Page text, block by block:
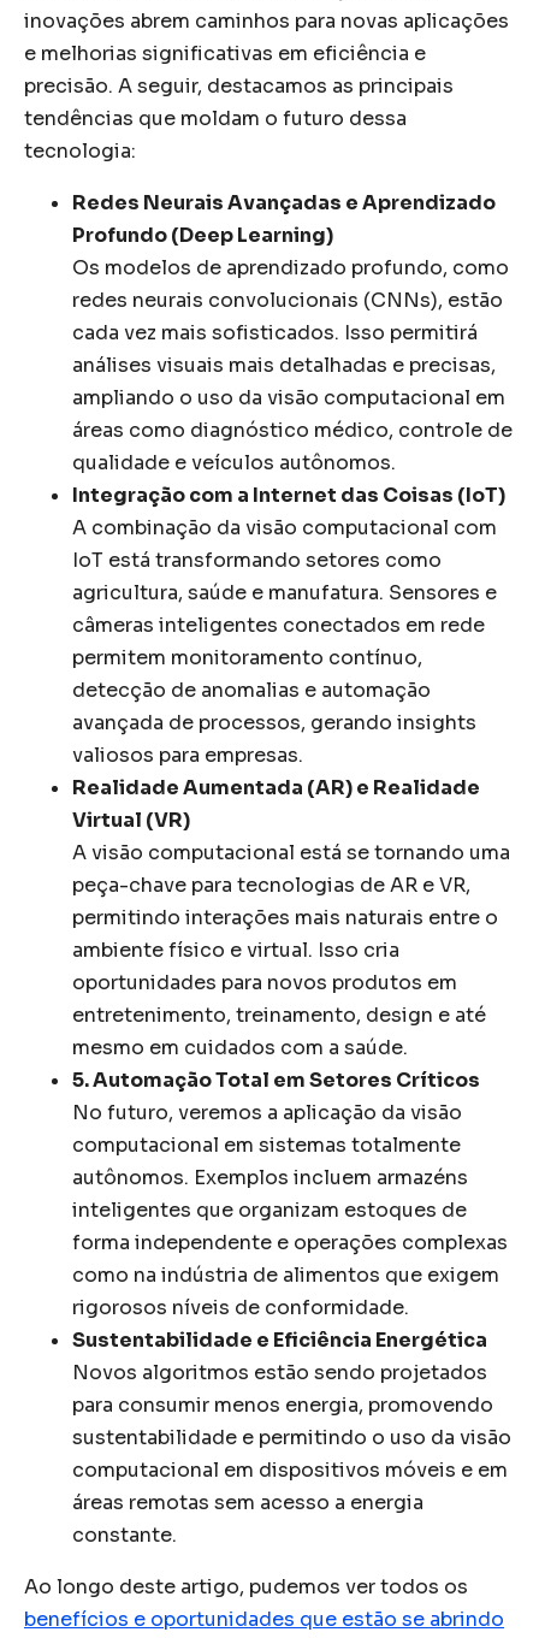
inovações abrem caminhos para novas aplicações
e melhorias significativas em eficiência e
precisão. A seguir, destacamos as principais
tendências que moldam o futuro dessa
tecnologia:
Redes Neurais Avançadas e Aprendizado
Profundo (Deep Learning)
Os modelos de aprendizado profundo, como
redes neurais convolucionais (CNNs), estão
cada vez mais sofisticados. Isso permitirá
análises visuais mais detalhadas e precisas,
ampliando o uso da visão computacional em
áreas como diagnóstico médico, controle de
qualidade e veículos autônomos.
Integração com a Internet das Coisas (IoT)
A combinação da visão computacional com
IoT está transformando setores como
agricultura, saúde e manufatura. Sensores e
câmeras inteligentes conectados em rede
permitem monitoramento contínuo,
detecção de anomalias e automação
avançada de processos, gerando insights
valiosos para empresas.
Realidade Aumentada (AR) e Realidade
Virtual (VR)
A visão computacional está se tornando uma
peça-chave para tecnologias de AR e VR,
permitindo interações mais naturais entre o
ambiente físico e virtual. Isso cria
oportunidades para novos produtos em
entretenimento, treinamento, design e até
mesmo em cuidados com a saúde.
5. Automação Total em Setores Críticos
No futuro, veremos a aplicação da visão
computacional em sistemas totalmente
autônomos. Exemplos incluem armazéns
inteligentes que organizam estoques de
forma independente e operações complexas
como na indústria de alimentos que exigem
rigorosos níveis de conformidade.
Sustentabilidade e Eficiência Energética
Novos algoritmos estão sendo projetados
para consumir menos energia, promovendo
sustentabilidade e permitindo o uso da visão
computacional em dispositivos móveis e em
áreas remotas sem acesso a energia
constante.
Ao longo deste artigo, pudemos ver todos os
benefícios e oportunidades que estão se abrindo